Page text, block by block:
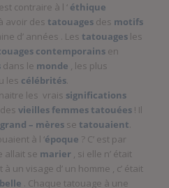
contraire à l ‘ éthique
avoir des tatouagesdes motifs
d’ années . Les tatouagesles
contemporainsen
dans le monde , les plus
les célébrités.
les vrais significations
vieilles femmes tatouées! Il
grand – mèresse tatouaient.
à l ‘époque ? C’ est par
allait se marier, si elle n’ était
un visage d’ un homme , c’ était
belle . Chaque tatouage à une